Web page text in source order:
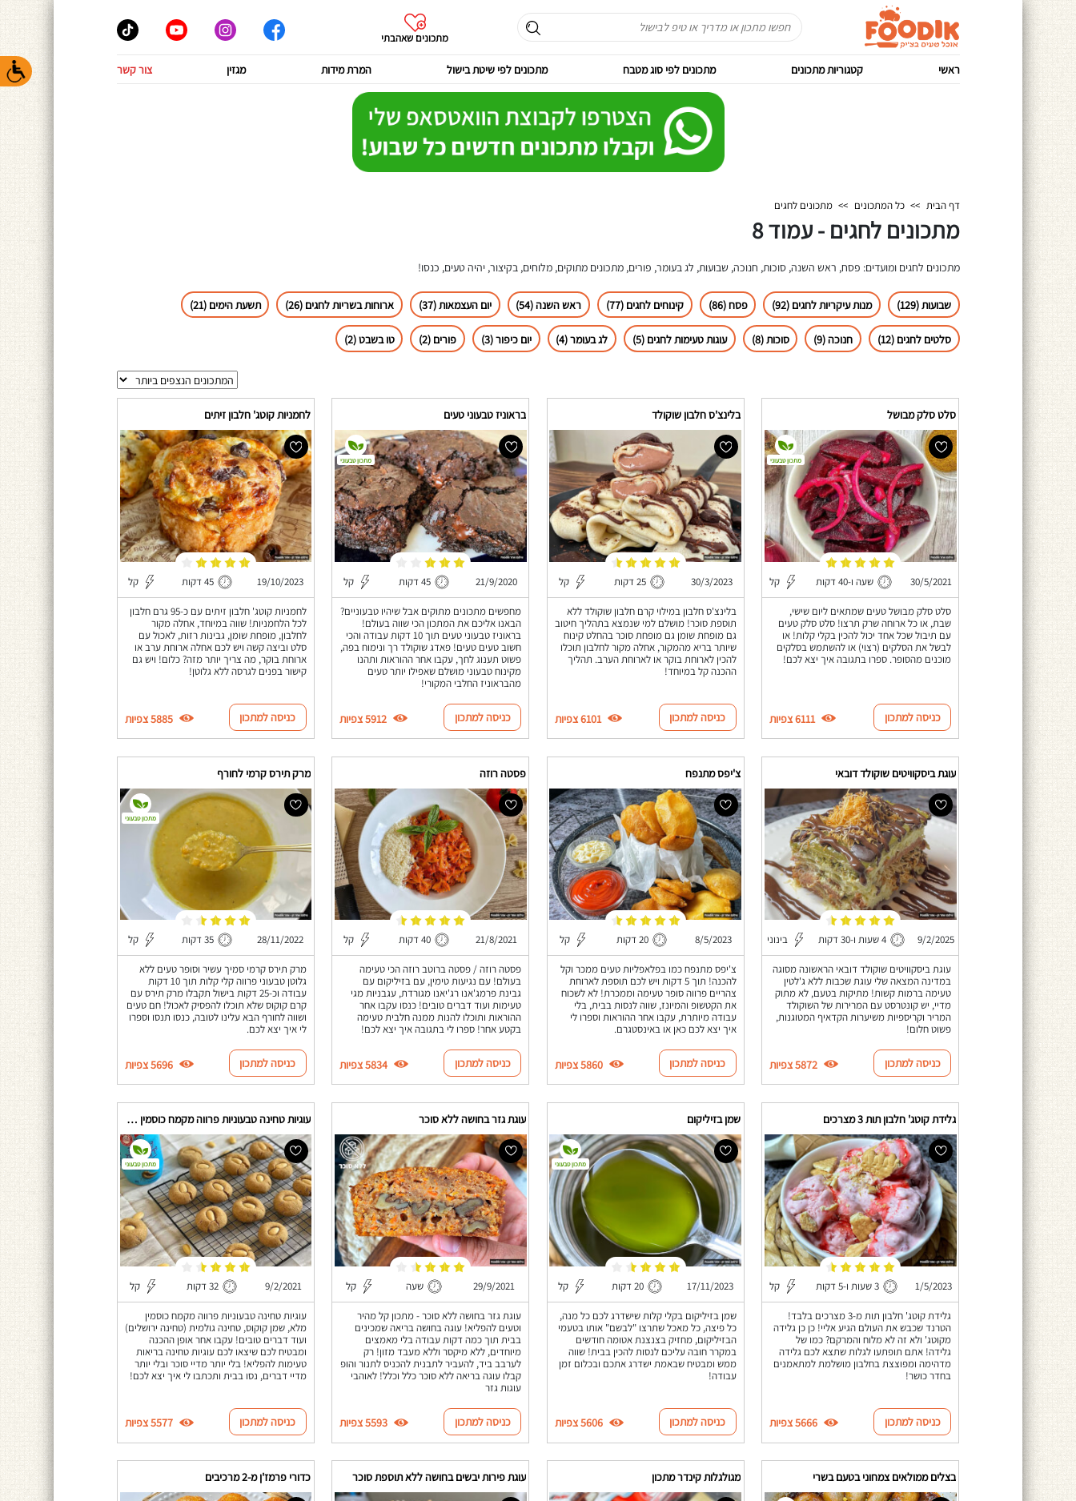
מתכונים שאהבתי
ראשי קטגוריות מתכונים מתכונים לפי סוג מטבח מתכונים לפי שיטת בישול המרת מידות מגזין צור קשר
דף הבית >> כל המתכונים >> מתכונים לחגים
מתכונים לחגים - עמוד 8
מתכונים לחגים ומועדים: פסח, ראש השנה, סוכות, חנוכה, שבועות, לג בעומר, פורים, מתכונים מתוקים, מלוחים, בקיצור, יהיה טעים, כנסו!
שבועות (129) מנות עיקריות לחגים (92) פסח (86) קינוחים לחגים (77) ראש השנה (54) יום העצמאות (37) ארוחות בשריות לחגים (26) תשעת הימים (21)
סלטים לחגים (12) חנוכה (9) סוכות (8) עוגות טעימות לחגים (5) לג בעומר (4) יום כיפור (3) פורים (2) טו בשבט (2)
סלט סלק מבושל
30/5/2021 שעה ו-40 דקות קל
סלט סלק מבושל טעים שמתאים ליום שישי,
שבת, או כל ארוחה שרק תרצו! סלט סלק טעים
עם תיבול שכל אחד יכול להכין בקלי קלות! או
לבשל את הסלקים (רצוי) או להשתמש בסלקים
מוכנים מהסופר. ספרו בתגובה איך יצא לכם!
מתכון טבעוני
כניסה למתכון 6111 צפיות
בלינצ'ס חלבון שוקולד
30/3/2023 25 דקות קל
בלינצ'ס חלבון במילוי קרם חלבון שוקולד ללא
תוספת סוכר! מושלם למי שנמצא בתהליך חיטוב
גם מופחת שומן גם מופחת סוכר בהחלט קינוח
שיותר בריא מהמקור, אחלה מקור לחלבון תוכלו
להכין לארוחת בוקר או לארוחת הערב. תהליך
ההכנה קל במיוחד!
כניסה למתכון 6101 צפיות
בראוניז טבעוני טעים
21/9/2020 45 דקות קל
מחפשים מתכונים מתוקים אבל שיהיו טבעוניים?
הבאנו אליכם את המתכון הכי שווה בעולם!
בראוניז טבעוני טעים תוך 10 דקות עבודה והכי
חשוב טעים טעים! פאדג שוקולד רך ונימוח בפה,
פשוט תענוג לחך, עקבו אחר ההוראות ותהנו
מקינוח טבעוני מושלם שאפילו יותר טעים
מהבראוניז החלבי המקורי!
מתכון טבעוני
כניסה למתכון 5912 צפיות
לחמניות קוטג' חלבון זיתים
19/10/2023 45 דקות קל
לחמניות קוטג' חלבון זיתים עם כ-95 גרם חלבון
לכל הלחמניות! שווה במיוחד, אחלה מקור
לחלבון, מופחת שומן, גבינות רזות, לאכול עם
סלט וביצה קשה ויש לכם אחלה ארוחת ערב או
ארוחת בוקר, מה צריך יותר מזה? כלום! ויש גם
קישור בפנים לגרסה ללא גלוטן!
כניסה למתכון 5885 צפיות
עוגת ביסקוויטים שוקולד דובאי
9/2/2025 4 שעות ו-30 דקות בינוני
עוגת ביסקוויטים שוקולד דובאי הראשונה מסוגה
במדינה המצאה שלי עוגת שכבות ללא ג'לטין
טעימה ברמות קשות! מתיקות בטעם, לא מתוק
מדיי, יש קונטרסט עם המרירות של השוקולד
המריר וקריספיות משיערות הקדאיף המטוגנות,
פשוט חלום!
כניסה למתכון 5872 צפיות
צ'יפס מתנפח
8/5/2023 20 דקות קל
צ'יפס מתנפח כמו בפלאפליות טעים ממכר וקל
להכנה! תוך 5 דקות ויש לכם תוספת לארוחת
צהריים פרווה סופר טעימה וממכרת! לא לשכוח
את הקטשופ והמיונז, שווה לנסות בבית, בלי
עבודה מיותרת, עקבו אחר ההוראות וספרו לי
איך יצא לכם כאן או באינסטגרם.
כניסה למתכון 5860 צפיות
פסטה רוזה
21/8/2021 40 דקות קל
פסטה רוזה / פסטה ברוטב רוזה הכי טעימה
בעולם! עם נגיעות טימין, עם בזיליקום עם
גבינת פרמג'אנו רג'יאנו מגורדת, עגבניות מגי
טעימות ועוד דברים טובים! כנסו עקבו אחר
ההוראות ותוכלו להנות ממנה חלבית טעימה
בקטע אחר! ספרו לי בתגובה איך יצא לכם!
כניסה למתכון 5834 צפיות
מרק תירס קרמי לחורף
28/11/2022 35 דקות קל
מרק תירס קרמי סמיך עשיר וסופר טעים ללא
גלוטן טבעוני פרווה קלי קלות תוך 10 דקות
עבודה וכ-25 דקות בישול תקבלו מרק תירס עם
קרם קוקוס שלא תוכלו להפסיק לאכול! חם טעים
ושווה לחורף הבא עלינו לטובה, כנסו תנסו וספרו
לי איך יצא לכם.
מתכון טבעוני
כניסה למתכון 5696 צפיות
גלידת קוטג' חלבון תות 3 מצרכים
1/5/2023 3 שעות ו-5 דקות קל
גלידת קוטג' חלבון תות מ-3 מצרכים בלבד!
הטרנד שכבש את העולם הגיע אליי! כן כן גלידה
מקוטג' ולא זה לא מלוח והמרקם? כמו של
גלידה! אתם תופתעו לגלות שתצא לכם גלידה
מדהימה ומפוצצת בחלבון מושלמת למתאמנים
בחדר כושר!
כניסה למתכון 5666 צפיות
שמן בזיליקום
17/11/2023 20 דקות קל
שמן בזיליקום בקלי קלות שישדרג לכם כל מנה,
כל פיצה, כל מאכל שתרצו "לבשם" אותו בטעמי
הבזיליקום, מחזיק בצנצנת אטומה חודשים
במקרר חובה עליכם לנסות להכין בבית! שווה
ממש ומבטיח שבאמת ישדרג אתכם ובכלום זמן
עבודה!
מתכון טבעוני
כניסה למתכון 5606 צפיות
עוגת גזר בחושה ללא סוכר
29/9/2021 שעה קל
עוגת גזר בחושה ללא סוכר - מתכון קל מהיר
וטעים להפליא! עוגה בחושה בריאה שמכינים
בבית תוך כמה דקות עבודה בלי מאמצים
מיוחדים, ללא מיקסר וללא מעבד מזון! רק
לערבב ביד, להעביר לתבנית להכניס לתנור והופ
קבלו עוגה בריאה ללא סוכר כלל וכלל! לאוהבי
עוגות גזר
כניסה למתכון 5593 צפיות
עוגיות טחינה טבעוניות פרווה מקמח כוסמין מלא
9/2/2021 32 דקות קל
עוגיות טחינה טבעוניות פרווה מקמח כוסמין
מלא, שמן קוקוס, טחינה גולמית (טחינה ירושלים)
ועוד דברים טובים! עקבו אחר אופן ההכנה
ומבטיח לכם שיצאו לכם עוגיות טחינה בריאות
טעימות להפליא! בלי יותר מדיי סוכר ובלי יותר
מדיי דברים, נסו בבית ותכתבו לי איך יצא לכם!
מתכון טבעוני
כניסה למתכון 5577 צפיות
בצלים ממולאים צמחוני בטעם בשרי מגולגלות קינדר מתכון עוגת פירות יבשים בחושה ללא תוספת סוכר כדורי פרמז'ן מ-2 מרכיבים